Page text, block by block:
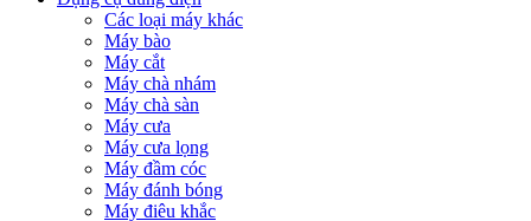
Các loại máy khác
Máy bào
Máy cắt
Máy chà nhám
Máy chà sàn
Máy cưa
Máy cưa lọng
Máy đầm cóc
Máy đánh bóng
Máy điêu khắc